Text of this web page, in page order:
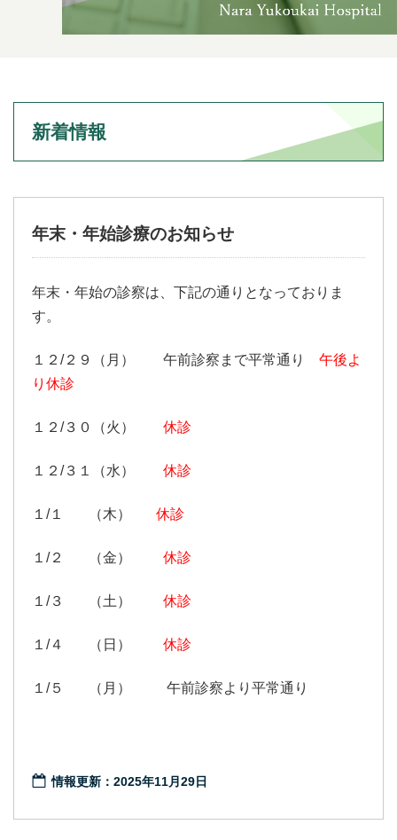
新着情報
年末・年始診療のお知らせ
年末・年始の診察は、下記の通りとなっておりま
す。
１２/２９（月） 午前診察まで平常通り 午後よ
り休診
１２/３０（火） 休診
１２/３１（水） 休診
１/１ （木） 休診
１/２ （金） 休診
１/３ （土） 休診
１/４ （日） 休診
１/５ （月） 午前診察より平常通り
情報更新：2025年11月29日